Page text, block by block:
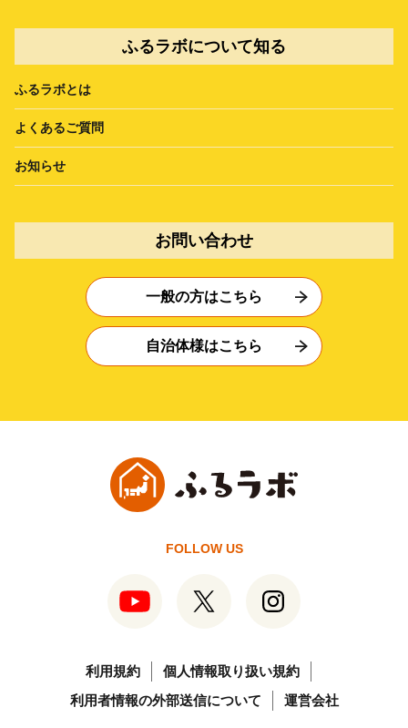
ふるラボについて知る
ふるラボとは
よくあるご質問
お知らせ
お問い合わせ
一般の方はこちら
自治体様はこちら
FOLLOW US
利用規約
個人情報取り扱い規約
利用者情報の外部送信について
運営会社